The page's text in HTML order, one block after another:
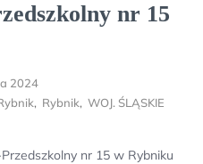
nr 15
2024
, Rybnik, WOJ. ŚLĄSKIE
nr 15 w Rybniku